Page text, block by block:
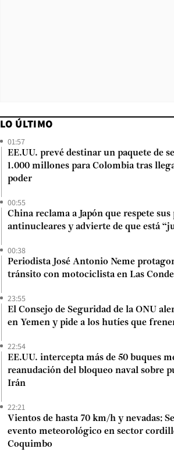
LO ÚLTIMO
01:57
EE.UU. prevé destinar un paquete de
1.000 millones para Colombia tras
poder
00:55
China reclama a Japón que respete
antinucleares y advierte de que está
00:38
Periodista José Antonio Neme
tránsito con motociclista en Las
23:55
El Consejo de Seguridad de la ONU
en Yemen y pide a los hutíes que
22:54
EE.UU. intercepta más de 50 buques
reanudación del bloqueo naval sobre
Irán
22:21
Vientos de hasta 70 km/h y nevadas:
evento meteorológico en sector
Coquimbo